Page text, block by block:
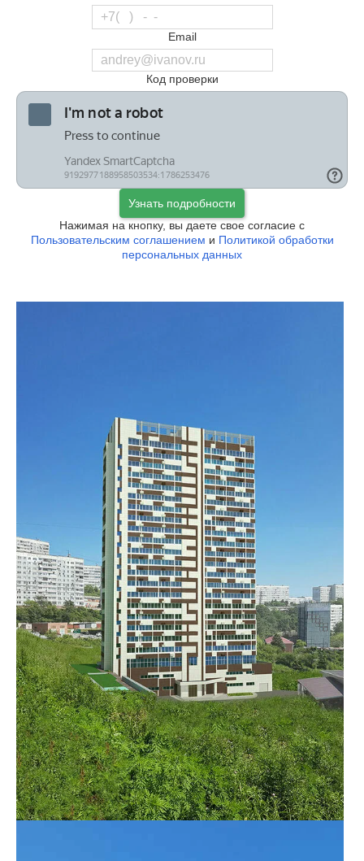
Email
Код проверки
Узнать подробности
Нажимая на кнопку, вы даете свое согласие с
Пользовательским соглашением и Политикой обработки
персональных данных